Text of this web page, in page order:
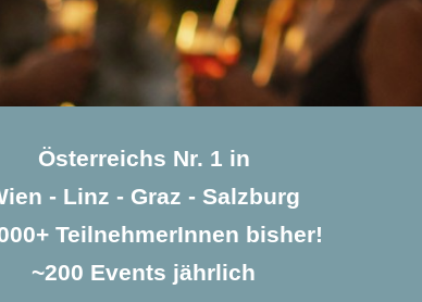
Österreichs Nr. 1 in
- Linz - Graz - Salzburg
TeilnehmerInnen bisher!
~200 Events jährlich